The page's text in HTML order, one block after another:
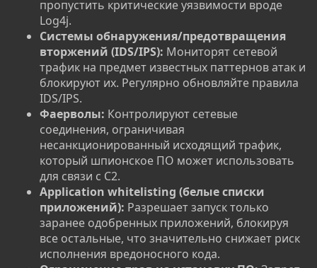
пропустить критические уязвимости вроде
Log4j.
Системы обнаружения/предотвращения
вторжений (IDS/IPS): Мониторят сетевой
трафик на предмет известных паттернов атак и
блокируют их. Регулярно обновляйте правила
IDS/IPS.
Фаерволы: Контролируют сетевые
соединения, ограничивая
несанкционированный исходящий трафик,
который шпионское ПО может использовать
для связи с C2.
Application whitelisting (белые списки
приложений): Разрешает запуск только
заранее одобренных приложений, блокируя
все остальные, что значительно снижает риск
исполнения вредоносного кода.